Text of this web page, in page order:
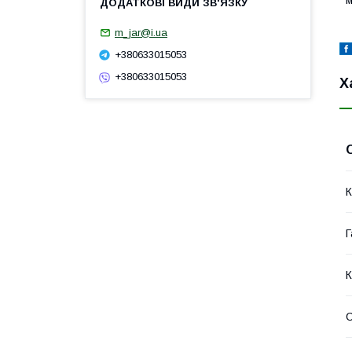
m_jar@i.ua
+380633015053
+380633015053